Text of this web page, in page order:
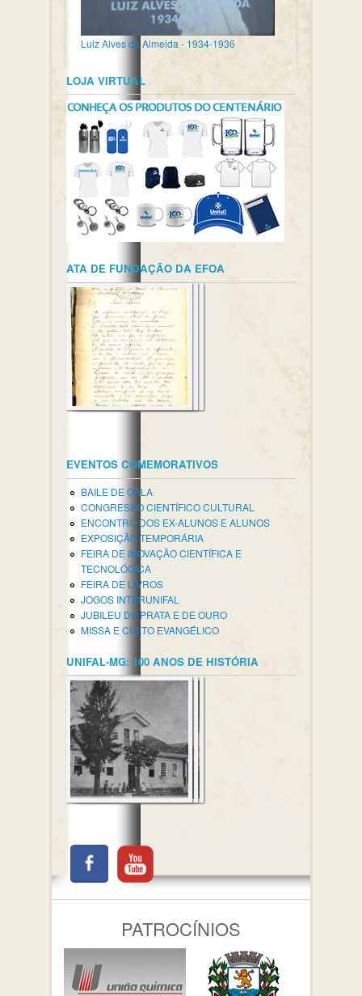
Luiz Alves de Almeida - 1934-1936
LOJA VIRTUAL
ATA DE FUNDAÇÃO DA EFOA
EVENTOS COMEMORATIVOS
BAILE DE GALA
CONGRESSO CIENTÍFICO CULTURAL
ENCONTRO DOS EX-ALUNOS E ALUNOS
EXPOSIÇÃO TEMPORÁRIA
FEIRA DE INOVAÇÃO CIENTÍFICA E
TECNOLÓGICA
FEIRA DE LIVROS
JOGOS INTERUNIFAL
JUBILEU DE PRATA E DE OURO
MISSA E CULTO EVANGÉLICO
UNIFAL-MG: 100 ANOS DE HISTÓRIA
PATROCÍNIOS